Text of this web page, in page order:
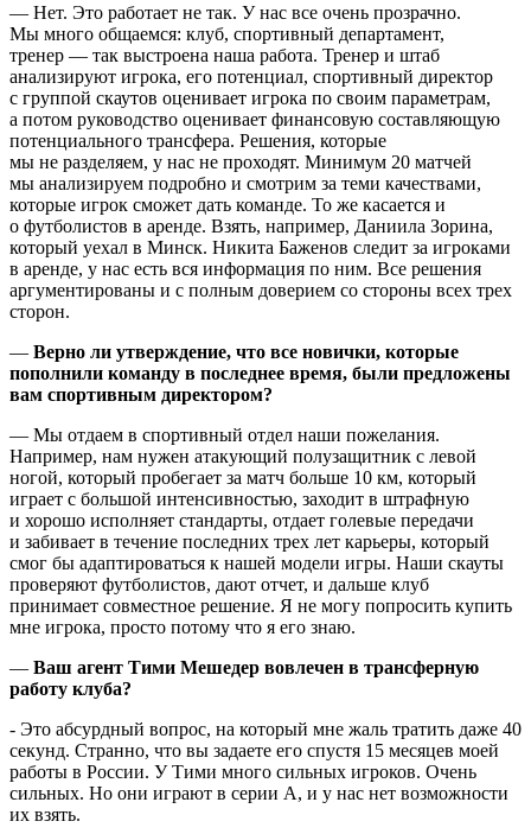
— Нет. Это работает не так. У нас все очень прозрачно.
Мы много общаемся: клуб, спортивный департамент,
тренер — так выстроена наша работа. Тренер и штаб
анализируют игрока, его потенциал, спортивный директор
с группой скаутов оценивает игрока по своим параметрам,
а потом руководство оценивает финансовую составляющую
потенциального трансфера. Решения, которые
мы не разделяем, у нас не проходят. Минимум 20 матчей
мы анализируем подробно и смотрим за теми качествами,
которые игрок сможет дать команде. То же касается и
о футболистов в аренде. Взять, например, Даниила Зорина,
который уехал в Минск. Никита Баженов следит за игроками
в аренде, у нас есть вся информация по ним. Все решения
аргументированы и с полным доверием со стороны всех трех
сторон.
— Верно ли утверждение, что все новички, которые
пополнили команду в последнее время, были предложены
вам спортивным директором?
— Мы отдаем в спортивный отдел наши пожелания.
Например, нам нужен атакующий полузащитник с левой
ногой, который пробегает за матч больше 10 км, который
играет с большой интенсивностью, заходит в штрафную
и хорошо исполняет стандарты, отдает голевые передачи
и забивает в течение последних трех лет карьеры, который
смог бы адаптироваться к нашей модели игры. Наши скауты
проверяют футболистов, дают отчет, и дальше клуб
принимает совместное решение. Я не могу попросить купить
мне игрока, просто потому что я его знаю.
— Ваш агент Тими Мешедер вовлечен в трансферную
работу клуба?
- Это абсурдный вопрос, на который мне жаль тратить даже 40
секунд. Странно, что вы задаете его спустя 15 месяцев моей
работы в России. У Тими много сильных игроков. Очень
сильных. Но они играют в серии А, и у нас нет возможности
их взять.